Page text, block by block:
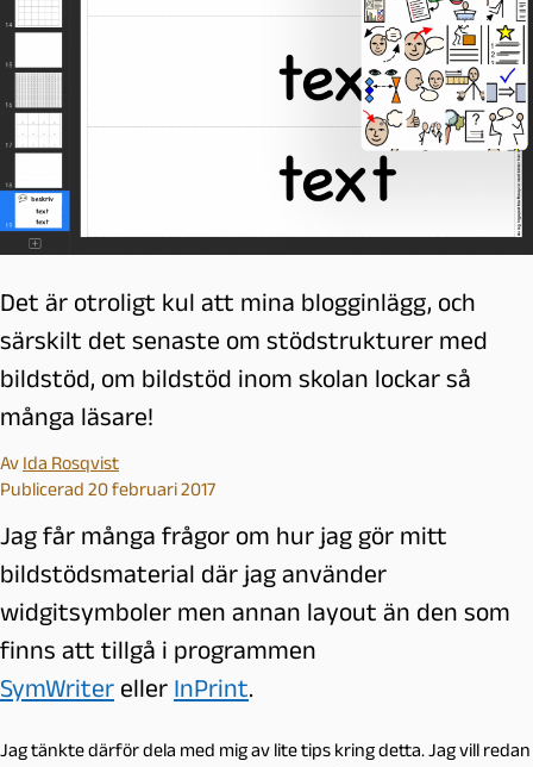
Det är otroligt kul att mina blogginlägg, och
särskilt det senaste om stödstrukturer med
bildstöd, om bildstöd inom skolan lockar så
många läsare!
Av Ida Rosqvist
Publicerad 20 februari 2017
Jag får många frågor om hur jag gör mitt
bildstödsmaterial där jag använder
widgitsymboler men annan layout än den som
finns att tillgå i programmen
SymWriter eller InPrint.
Jag tänkte därför dela med mig av lite tips kring detta. Jag vill redan